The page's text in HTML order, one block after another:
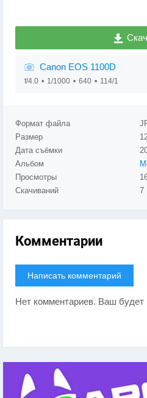
Canon EOS 1100D
f/4.0 1/1000 640 114/1
Формат файла
Размер
Дата съёмки
Альбом
Просмотры
Скачиваний
7
Комментарии
Написать комментарий
Нет комментариев. Ваш будет